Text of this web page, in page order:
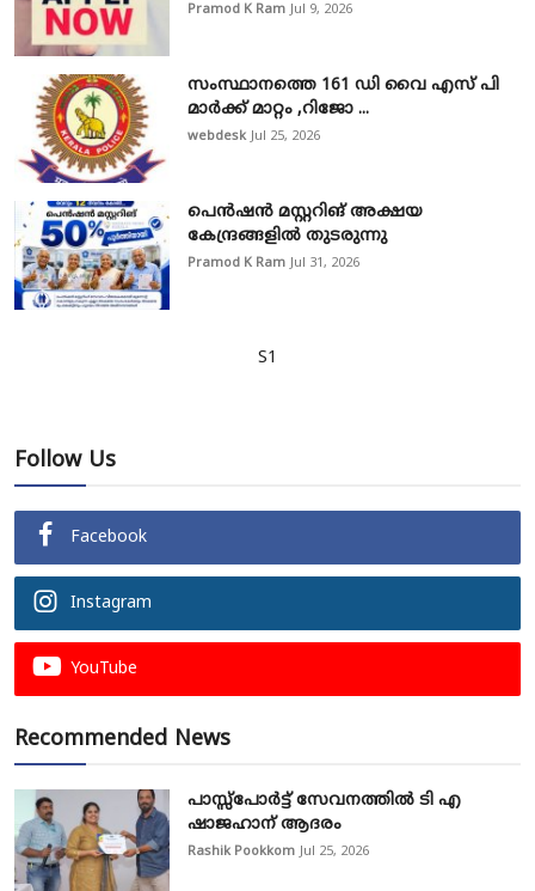
Pramod K Ram Jul 9, 2026
സംസ്ഥാനത്തെ 161 ഡി വൈ എസ് പി
മാർക്ക് മാറ്റം ,റിജോ ...
webdesk Jul 25, 2026
പെൻഷൻ മസ്റ്ററിങ് അക്ഷയ
കേന്ദ്രങ്ങളിൽ തുടരുന്നു
Pramod K Ram Jul 31, 2026
S1
Follow Us
Facebook
Instagram
YouTube
Recommended News
പാസ്സ്‌പോർട്ട് സേവനത്തിൽ ടി എ
ഷാജഹാന് ആദരം
Rashik Pookkom Jul 25, 2026